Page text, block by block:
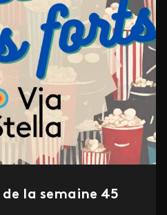
de la semaine 45